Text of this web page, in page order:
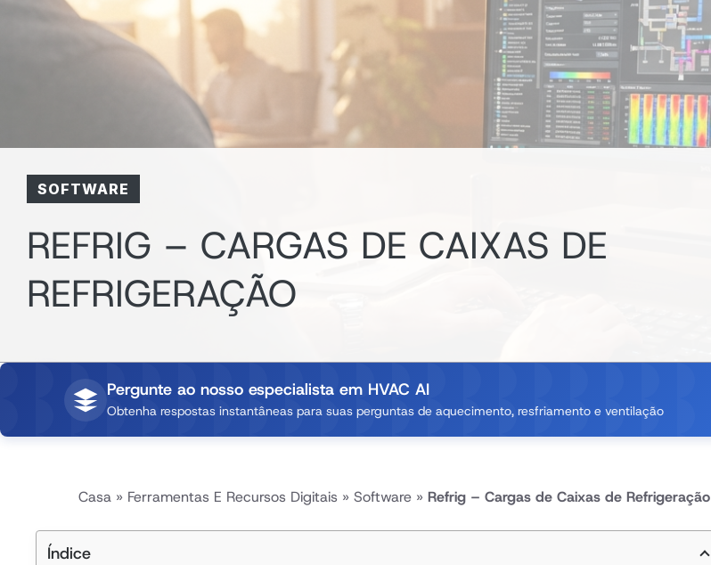
SOFTWARE
REFRIG – CARGAS DE CAIXAS DE
REFRIGERAÇÃO
Pergunte ao nosso especialista em HVAC AI
Obtenha respostas instantâneas para suas perguntas de aquecimento, resfriamento e ventilação
Casa » Ferramentas E Recursos Digitais » Software » Refrig – Cargas de Caixas de Refrigeração
Índice